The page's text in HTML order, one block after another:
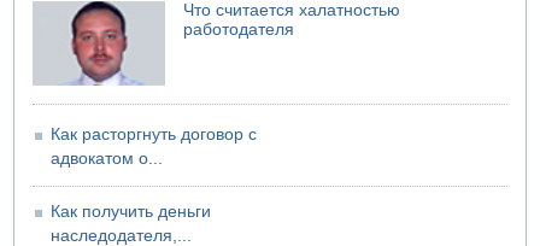
06.08.2026 12:06
США не будут давить на Израиль в вопросе Ливана
06.08.2026 11:41
Что считается халатностью
работодателя
Как расторгнуть договор с
адвокатом о...
Как получить деньги
наследодателя,...